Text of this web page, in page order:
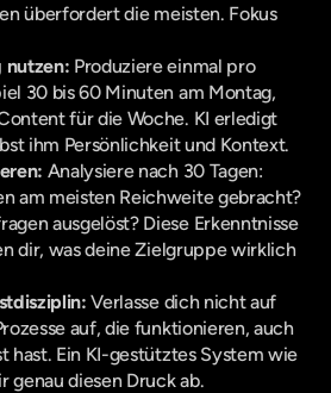
überfordert die meisten. Fokus
nutzen: Produziere einmal pro
30 bis 60 Minuten am Montag,
für die Woche. KI erledigt
ihm Persönlichkeit und Kontext.
Analysiere nach 30 Tagen:
am meisten Reichweite gebracht?
ausgelöst? Diese Erkenntnisse
dir, was deine Zielgruppe wirklich
Verlasse dich nicht auf
auf, die funktionieren, auch
hast. Ein KI-gestütztes System wie
genau diesen Druck ab.